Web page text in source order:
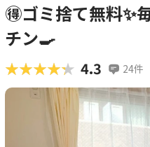
🉐ゴミ捨て無料✨
チン🍳
★★★★★
★★★★★ 4.3 24件